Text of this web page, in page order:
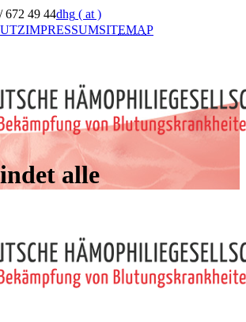
672 49 44dhg ( at )
IMPRESSUMSITEMAP
alle